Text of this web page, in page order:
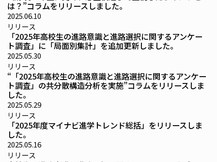
は？”コラムをリリースしました。
2025.06.10
リリース
「2025年高校生の進路意識と進路選択に関するアンケー
ト調査」に「局面別集計」を追加更新しました。
2025.05.30
リリース
“「2025年高校生の進路意識と進路選択に関するアンケー
ト調査」の共分散構造分析を実施”コラムをリリースしま
した。
2025.05.29
リリース
「2025年度マイナビ進学トレンド総括」をリリースしま
した。
2025.05.16
リリース